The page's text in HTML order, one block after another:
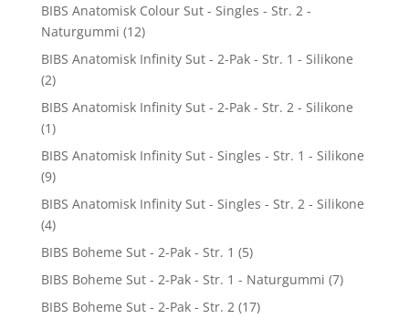
BIBS Anatomisk Colour Sut - Singles - Str. 2 -
Naturgummi (12)
BIBS Anatomisk Infinity Sut - 2-Pak - Str. 1 - Silikone
(2)
BIBS Anatomisk Infinity Sut - 2-Pak - Str. 2 - Silikone
(1)
BIBS Anatomisk Infinity Sut - Singles - Str. 1 - Silikone
(9)
BIBS Anatomisk Infinity Sut - Singles - Str. 2 - Silikone
(4)
BIBS Boheme Sut - 2-Pak - Str. 1 (5)
BIBS Boheme Sut - 2-Pak - Str. 1 - Naturgummi (7)
BIBS Boheme Sut - 2-Pak - Str. 2 (17)